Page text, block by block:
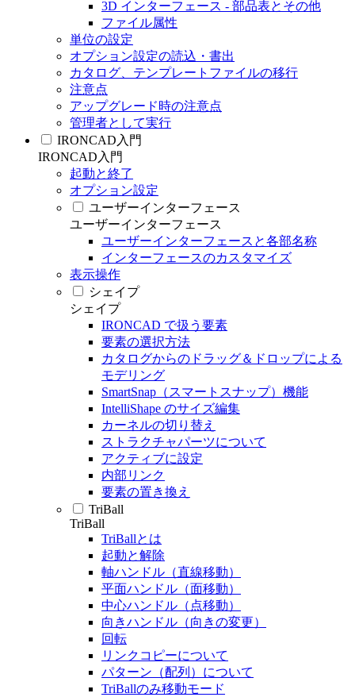
3D インターフェース - 部品表とその他
ファイル属性
単位の設定
オプション設定の読込・書出
カタログ、テンプレートファイルの移行
注意点
アップグレード時の注意点
管理者として実行
IRONCAD入門
IRONCAD入門
起動と終了
オプション設定
ユーザーインターフェース
ユーザーインターフェース
ユーザーインターフェースと各部名称
インターフェースのカスタマイズ
表示操作
シェイプ
シェイプ
IRONCAD で扱う要素
要素の選択方法
カタログからのドラッグ＆ドロップによる
モデリング
SmartSnap（スマートスナップ）機能
IntelliShape のサイズ編集
カーネルの切り替え
ストラクチャパーツについて
アクティブに設定
内部リンク
要素の置き換え
TriBall
TriBall
TriBallとは
起動と解除
軸ハンドル（直線移動）
平面ハンドル（面移動）
中心ハンドル（点移動）
向きハンドル（向きの変更）
回転
リンクコピーについて
パターン（配列）について
TriBallのみ移動モード